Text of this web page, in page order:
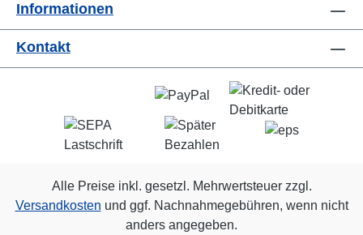
Informationen
Kontakt
Alle Preise inkl. gesetzl. Mehrwertsteuer zzgl.
Versandkosten und ggf. Nachnahmegebühren, wenn nicht
anders angegeben.